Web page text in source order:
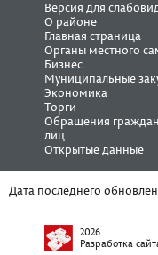
Версия для
О районе
Главная страница
Органы местного
Бизнес
Муниципальные
Экономика
Торги
Обращения
лиц
Открытые данные
Дата последнего
2026
Разработка